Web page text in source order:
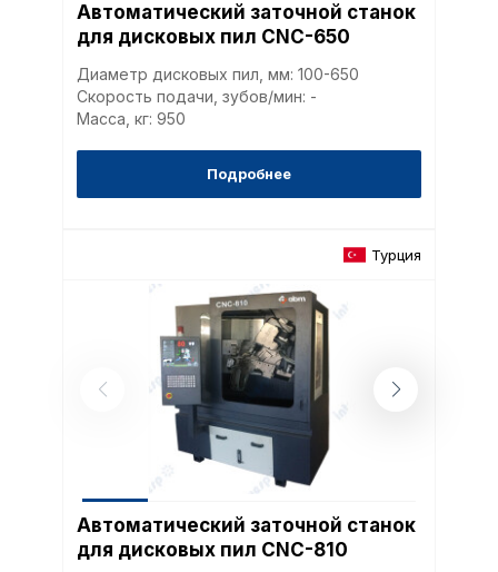
Автоматический заточной станок
для дисковых пил CNC-650
Диаметр дисковых пил, мм: 100-650
Скорость подачи, зубов/мин: -
Масса, кг: 950
Подробнее
Турция
Автоматический заточной станок
для дисковых пил CNC-810
Внимание:
страницы и
исходя из
пользователей.
Сохранить выбор